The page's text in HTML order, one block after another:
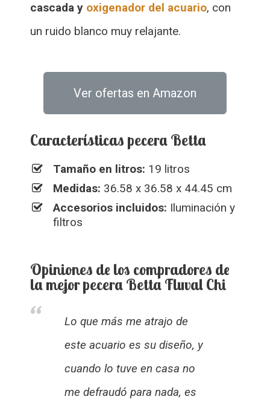
cascada y oxigenador del acuario, con
un ruido blanco muy relajante.
Ver ofertas en Amazon
Características pecera Betta
Tamaño en litros: 19 litros
Medidas: 36.58 x 36.58 x 44.45 cm
Accesorios incluidos: Iluminación y
filtros
Opiniones de los compradores de
la mejor pecera Betta Fluval Chi
Lo que más me atrajo de
este acuario es su diseño, y
cuando lo tuve en casa no
me defraudó para nada, es